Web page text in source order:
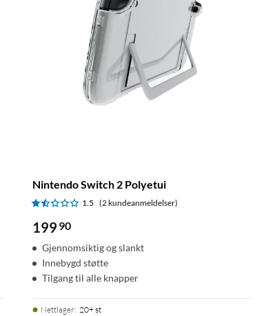
Nintendo Switch 2 Polyetui
1.5 (2 kundeanmeldelser)
199 90
Gjennomsiktig og slankt
Innebygd støtte
Tilgang til alle knapper
Nettlager: 20+ st